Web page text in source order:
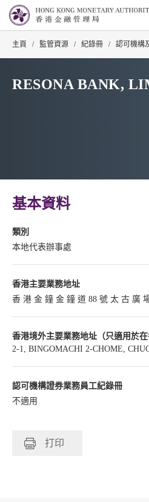
主頁 / 監管資源 / 紀錄冊 / 認可機構
RESONA BANK,
基本資料
類別
本地代表辦事處
香港主要業務地址
香 港 金 鐘 金 鐘 道 88 號 太 古 廣
香港境外主要業務地址（只適用於
2-1, BINGOMACHI 2-CHOME,
認可機構證券業務員工紀錄冊
不適用
打印